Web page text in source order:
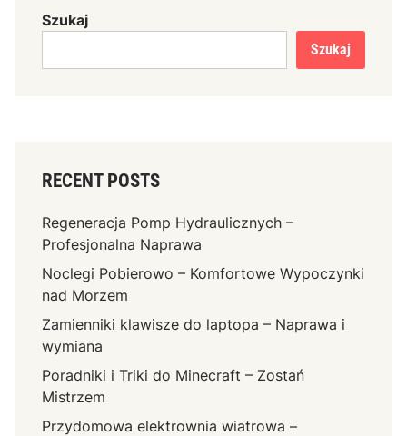
Szukaj
Szukaj
RECENT POSTS
Regeneracja Pomp Hydraulicznych –
Profesjonalna Naprawa
Noclegi Pobierowo – Komfortowe Wypoczynki
nad Morzem
Zamienniki klawisze do laptopa – Naprawa i
wymiana
Poradniki i Triki do Minecraft – Zostań
Mistrzem
Przydomowa elektrownia wiatrowa –